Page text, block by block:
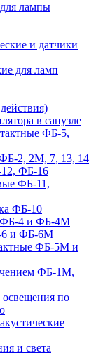
лампы
и датчики
для ламп
в санузле
ФБ-5,
ФБ-2, 2М, 7, 13, 14
ФБ-16
ФБ-11,
ФБ-10
ФБ-4 и ФБ-4М
6 и ФБ-6М
ФБ-5М и
ФБ-1М,
освещения по
и света